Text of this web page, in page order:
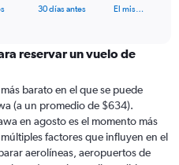
30 días antes El mis…
reservar un vuelo de
barato en el que se puede
(a un promedio de $634).
en agosto es el momento más
factores que influyen en el
aerolíneas, aeropuertos de